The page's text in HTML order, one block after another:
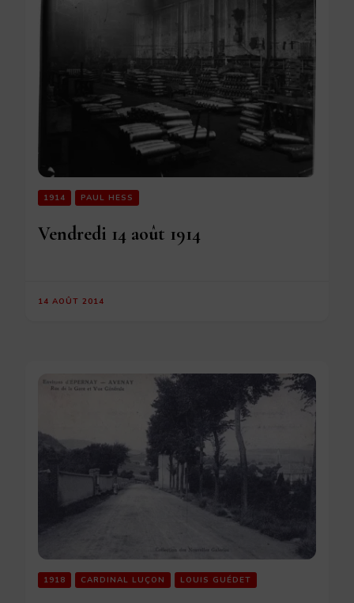
1914 PAUL HESS
Vendredi 14 août 1914
14 AOÛT 2014
1918 CARDINAL LUÇON LOUIS GUÉDET